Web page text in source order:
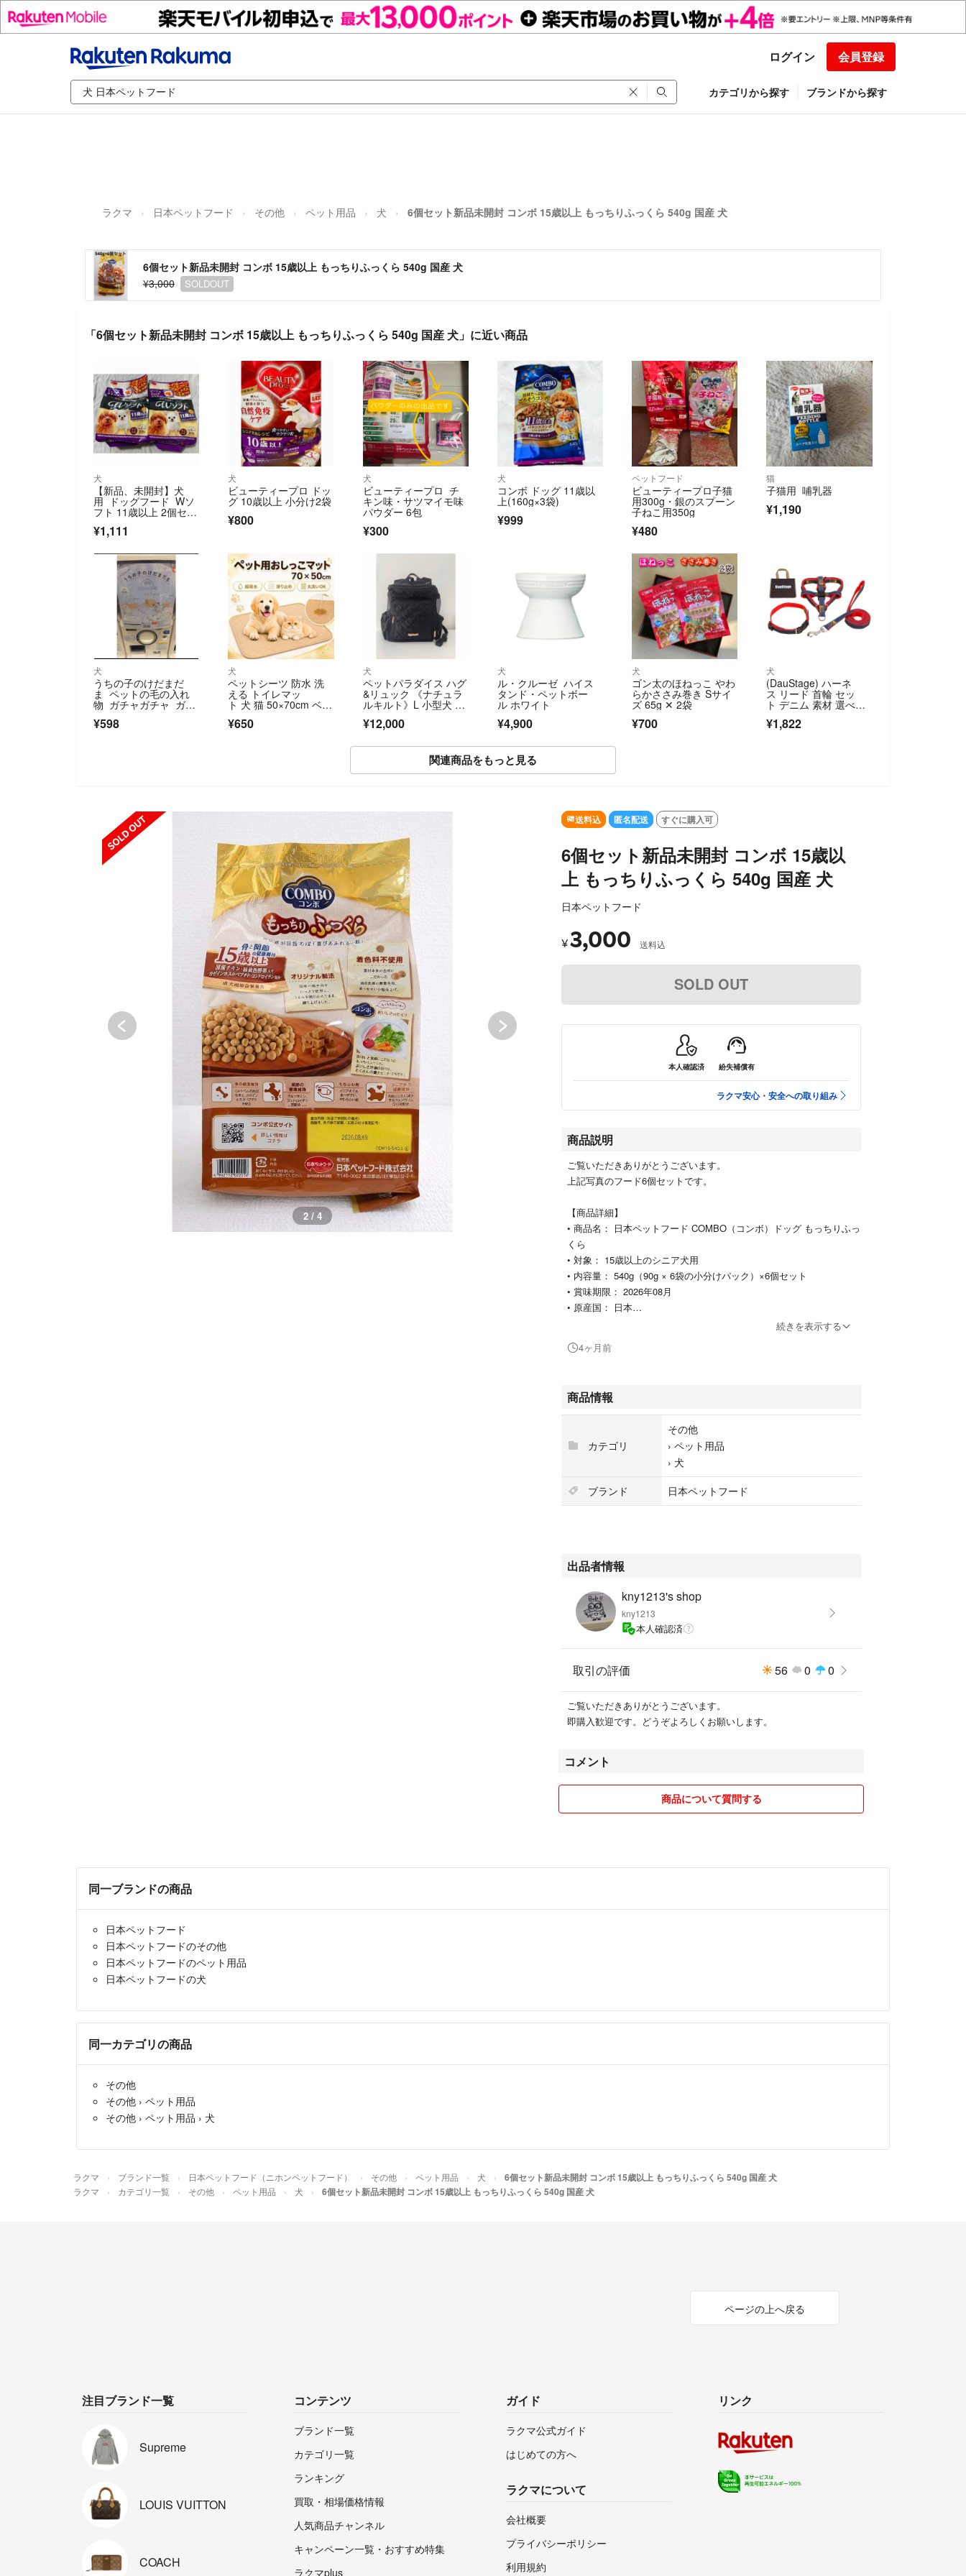
ログイン 会員登録
カテゴリから探す ブランドから探す
ラクマ 日本ペットフード その他 ペット用品 犬 6個セット新品未開封 コンボ 15歳以上 もっちりふっくら 540g 国産 犬
6個セット新品未開封 コンボ 15歳以上 もっちりふっくら 540g 国産 犬
¥3,000
SOLDOUT
「6個セット新品未開封 コンボ 15歳以上 もっちりふっくら 540g 国産 犬」に近い商品
犬
【新品、未開封】犬
用 ドッグフード Wソ
フト 11歳以上 2個セッ
ト シニア用
¥1,111
犬
ビューティープロ ドッ
グ 10歳以上 小分け2袋
¥800
犬
ビューティープロ チ
キン味・サツマイモ味
パウダー 6包
¥300
犬
コンボ ドッグ 11歳以
上(160g×3袋)
¥999
ペットフード
ビューティープロ子猫
用300g・銀のスプーン
子ねこ用350g
¥480
猫
子猫用 哺乳器
¥1,190
犬
うちの子のけだまだ
ま ペットの毛の入れ
物 ガチャガチャ ガシ
¥598
犬
ペットシーツ 防水 洗
える トイレマッ
ト 犬 猫 50×70cm ベー
¥650
犬
ペットパラダイス ハグ
&リュック 《ナチュラ
ルキルト》L 小型犬 約
¥12,000
犬
ル・クルーゼ ハイス
タンド・ペットボー
ル ホワイト
¥4,900
犬
ゴン太のほねっこ やわ
らかささみ巻き Sサイ
ズ 65g ✕ 2袋
¥700
犬
(DauStage) ハーネ
ス リード 首輪 セッ
ト デニム 素材 選べ
¥1,822
関連商品をもっと見る
3 / 4
送料込 匿名配送 すぐに購入可
6個セット新品未開封 コンボ 15歳以
上 もっちりふっくら 540g 国産 犬
日本ペットフード
¥3,000 送料込
SOLD OUT
本人確認済 紛失補償有
ラクマ安心・安全への取り組み
商品説明
ご覧いただきありがとうございます。
上記写真のフード6個セットです。
【商品詳細】
• 商品名： 日本ペットフード COMBO（コンボ）ドッグ もっちりふっ
くら
• 対象： 15歳以上のシニア犬用
• 内容量： 540g（90g × 6袋の小分けパック）×6個セット
• 賞味期限： 2026年08月
• 原産国： 日本
• 15歳以上の高齢犬に配慮し、骨・関節の健康をサポートする成分
ゃんでも食べやすいタイプです。
• 小分けパックになっているので、いつでも新鮮な状態で与えられま
自宅保管にご理解いただける方のみ、ご購入をお願いいたします。
続きを表示する
4ヶ月前
商品情報
カテゴリ
その他
› ペット用品
› 犬
ブランド
日本ペットフード
出品者情報
kny1213's shop
kny1213
本人確認済
取引の評価 56 0 0
ご覧いただきありがとうございます。
即購入歓迎です。どうぞよろしくお願いします。
コメント
商品について質問する
同一ブランドの商品
日本ペットフード
日本ペットフードのその他
日本ペットフードのペット用品
日本ペットフードの犬
同一カテゴリの商品
その他
その他 › ペット用品
その他 › ペット用品 › 犬
ラクマ ブランド一覧 日本ペットフード（ニホンペットフード） その他 ペット用品 犬 6個セット新品未開封 コンボ 15歳以上 もっちりふっくら 540g 国産 犬
ラクマ カテゴリ一覧 その他 ペット用品 犬 6個セット新品未開封 コンボ 15歳以上 もっちりふっくら 540g 国産 犬
ページの上へ戻る
注目ブランド一覧
Supreme
LOUIS VUITTON
COACH
コンテンツ
ブランド一覧
カテゴリ一覧
ランキング
買取・相場価格情報
人気商品チャンネル
キャンペーン一覧・おすすめ特集
ラクマplus
ガイド
ラクマ公式ガイド
はじめての方へ
ラクマについて
会社概要
プライバシーポリシー
利用規約
リンク